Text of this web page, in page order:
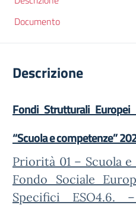
Documento
Descrizione
Fondi Strutturali
“Scuola e competenze”
Priorità 01 – Scuola e
Fondo Sociale
Specifici ESO4.6.